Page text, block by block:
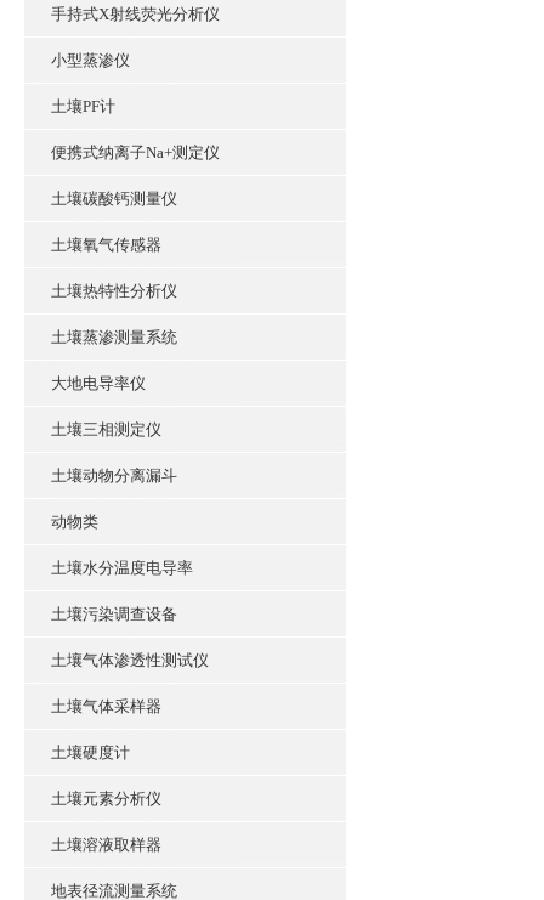
手持式X射线荧光分析仪
小型蒸渗仪
土壤PF计
便携式纳离子Na+测定仪
土壤碳酸钙测量仪
土壤氧气传感器
土壤热特性分析仪
土壤蒸渗测量系统
大地电导率仪
土壤三相测定仪
土壤动物分离漏斗
动物类
土壤水分温度电导率
土壤污染调查设备
土壤气体渗透性测试仪
土壤气体采样器
土壤硬度计
土壤元素分析仪
土壤溶液取样器
地表径流测量系统